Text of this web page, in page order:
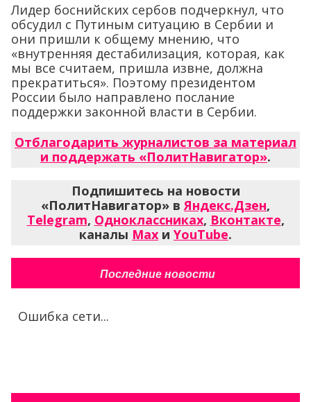
Лидер боснийских сербов подчеркнул, что
обсудил с Путиным ситуацию в Сербии и
они пришли к общему мнению, что
«внутренняя дестабилизация, которая, как
мы все считаем, пришла извне, должна
прекратиться». Поэтому президентом
России было направлено послание
поддержки законной власти в Сербии.
Отблагодарить журналистов за материал
и поддержать «ПолитНавигатор».
Подпишитесь на новости
«ПолитНавигатор» в Яндекс.Дзен,
Telegram, Одноклассниках, Вконтакте,
каналы Max и YouTube.
Последние новости
Ошибка сети...